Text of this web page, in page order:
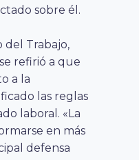
sobre él.
del Trabajo,
refirió a que
a la
las reglas
laboral. «La
en más
defensa